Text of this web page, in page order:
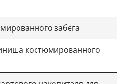
забега
костюмированного